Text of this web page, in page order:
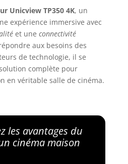
Unicview TP350 4K, un
expérience immersive avec
et une connectivité
aux besoins des
de technologie, il se
complète pour
en véritable salle de cinéma.
les avantages du
cinéma maison